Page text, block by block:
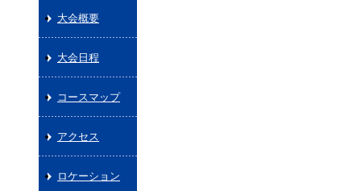
大会概要
大会日程
コースマップ
アクセス
ロケーション